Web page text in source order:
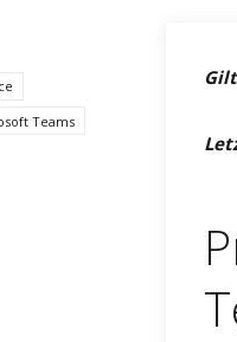
Teams